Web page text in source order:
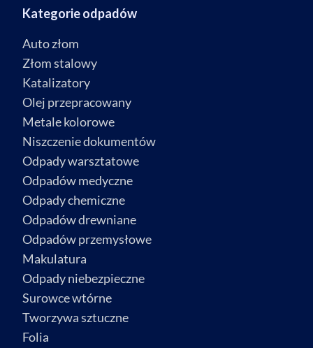
Kategorie odpadów
Auto złom
Złom stalowy
Katalizatory
Olej przepracowany
Metale kolorowe
Niszczenie dokumentów
Odpady warsztatowe
Odpadów medyczne
Odpady chemiczne
Odpadów drewniane
Odpadów przemysłowe
Makulatura
Odpady niebezpieczne
Surowce wtórne
Tworzywa sztuczne
Folia